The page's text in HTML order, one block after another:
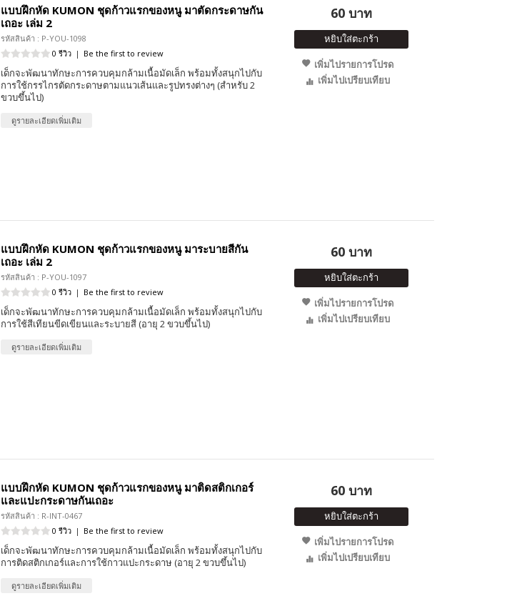
แบบฝึกหัด KUMON ชุดก้าวแรกของหนู มาตัดกระดาษกัน
เถอะ เล่ม 2
รหัสสินค้า : P-YOU-1098
0 รีวิว | Be the first to review
เด็กจะพัฒนาทักษะการควบคุมกล้ามเนื้อมัดเล็ก พร้อมทั้งสนุกไปกับ
การใช้กรรไกรตัดกระดาษตามแนวเส้นและรูปทรงต่างๆ (สำหรับ 2
ขวบขึ้นไป)
ดูรายละเอียดเพิ่มเติม
60 บาท
หยิบใส่ตะกร้า
เพิ่มไปรายการโปรด
เพิ่มไปเปรียบเทียบ
แบบฝึกหัด KUMON ชุดก้าวแรกของหนู มาระบายสีกัน
เถอะ เล่ม 2
รหัสสินค้า : P-YOU-1097
0 รีวิว | Be the first to review
เด็กจะพัฒนาทักษะการควบคุมกล้ามเนื้อมัดเล็ก พร้อมทั้งสนุกไปกับ
การใช้สีเทียนขีดเขียนและระบายสี (อายุ 2 ขวบขึ้นไป)
ดูรายละเอียดเพิ่มเติม
60 บาท
หยิบใส่ตะกร้า
เพิ่มไปรายการโปรด
เพิ่มไปเปรียบเทียบ
แบบฝึกหัด KUMON ชุดก้าวแรกของหนู มาติดสติกเกอร์
และแปะกระดาษกันเถอะ
รหัสสินค้า : R-INT-0467
0 รีวิว | Be the first to review
เด็กจะพัฒนาทักษะการควบคุมกล้ามเนื้อมัดเล็ก พร้อมทั้งสนุกไปกับ
การติดสติกเกอร์และการใช้กาวแปะกระดาษ (อายุ 2 ขวบขึ้นไป)
ดูรายละเอียดเพิ่มเติม
60 บาท
หยิบใส่ตะกร้า
เพิ่มไปรายการโปรด
เพิ่มไปเปรียบเทียบ